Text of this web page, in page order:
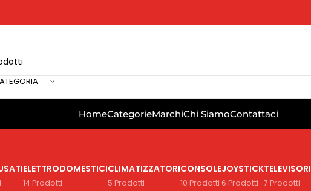
HomeCategorieMarchiChi SiamoContattaci
ELETTRODOMESTICI
14 Prodotti
CLIMATIZZATORI
5 Prodotti
CONSOLE
10 Prodotti
JOYSTICK
6 Prodotti
TELEVISORI
7 Prodotti